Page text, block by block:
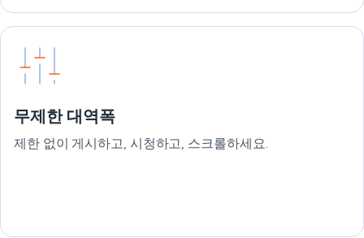
무제한 대역폭
제한 없이 게시하고, 시청하고, 스크롤하세요.